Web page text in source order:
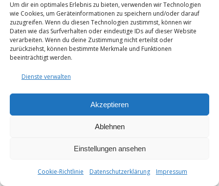
Um dir ein optimales Erlebnis zu bieten, verwenden wir Technologien
wie Cookies, um Geräteinformationen zu speichern und/oder darauf
zuzugreifen. Wenn du diesen Technologien zustimmst, können wir
Daten wie das Surfverhalten oder eindeutige IDs auf dieser Website
verarbeiten. Wenn du deine Zustimmung nicht erteilst oder
zurückziehst, können bestimmte Merkmale und Funktionen
beeinträchtigt werden.
Dienste verwalten
Akzeptieren
Ablehnen
Einstellungen ansehen
Cookie-Richtlinie Datenschutzerklärung Impressum
© 2025 - Seyfarthbau GmbH & Co. KG | technische Realisierung
durchART.BEKO
Datenschutzerklärung
Impressum